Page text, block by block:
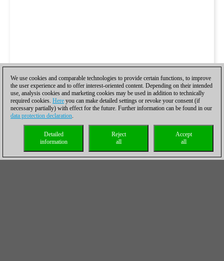
We use cookies and comparable technologies to provide certain functions, to improve
the user experience and to offer interest-oriented content. Depending on their intended
use, analysis cookies and marketing cookies may be used in addition to technically
required cookies. Here you can make detailed settings or revoke your consent (if
necessary partially) with effect for the future. Further information can be found in our
data protection declaration.
Accept
all
Reject
all
Detailed
information